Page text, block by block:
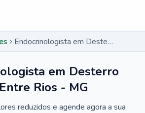
Endocrinologista em Desterro de Entre Rios - MG
em Desterro
Rios - MG
reduzidos e agende agora a sua